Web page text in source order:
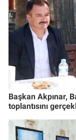
Başkan Akpınar,
toplantısını